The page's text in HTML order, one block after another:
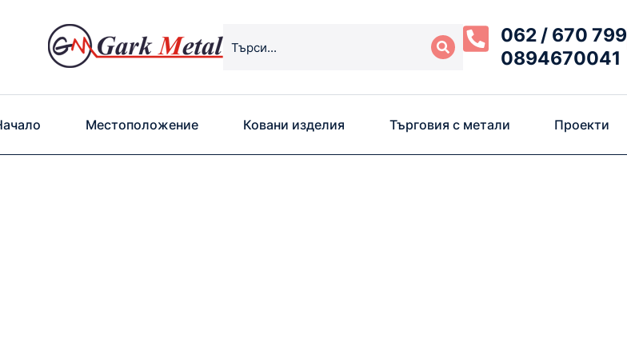
062 / 670 799
0894670041
Местоположение Ковани изделия Търговия с метали Проекти